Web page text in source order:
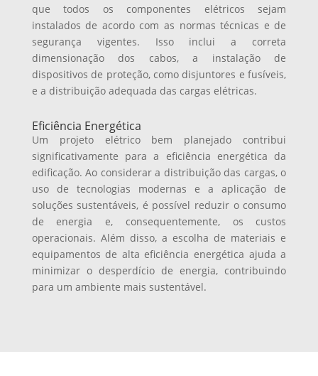
que todos os componentes elétricos sejam
instalados de acordo com as normas técnicas e de
segurança vigentes. Isso inclui a correta
dimensionação dos cabos, a instalação de
dispositivos de proteção, como disjuntores e fusíveis,
e a distribuição adequada das cargas elétricas.
Eficiência Energética
Um projeto elétrico bem planejado contribui
significativamente para a eficiência energética da
edificação. Ao considerar a distribuição das cargas, o
uso de tecnologias modernas e a aplicação de
soluções sustentáveis, é possível reduzir o consumo
de energia e, consequentemente, os custos
operacionais. Além disso, a escolha de materiais e
equipamentos de alta eficiência energética ajuda a
minimizar o desperdício de energia, contribuindo
para um ambiente mais sustentável.